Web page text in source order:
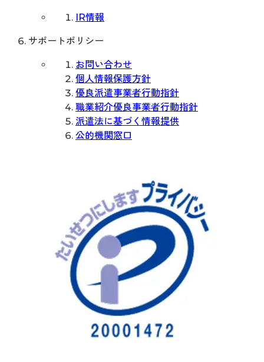
IR情報
サポートポリシー
お問い合わせ
個人情報保護方針
優良派遣事業者行動指針
職業紹介優良事業者行動指針
派遣法に基づく情報提供
公的機関窓口